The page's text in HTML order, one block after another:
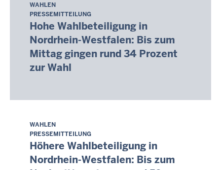
Sonntag,
9.
August
2026
-
08:05
WAHLEN
PRESSEMITTEILUNG
Hohe Wahlbeteiligung in
Nordrhein-Westfalen: Bis zum
Mittag gingen rund 34 Prozent
zur Wahl
Sonntag,
9.
August
2026
WAHLEN
PRESSEMITTEILUNG
Höhere Wahlbeteiligung in
Nordrhein-Westfalen: Bis zum